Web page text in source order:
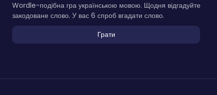
Wordle-подібна гра українською мовою. Щодня відгадуйте
закодоване слово. У вас 6 спроб вгадати слово.
Грати